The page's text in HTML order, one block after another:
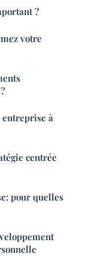
?
votre
à
centrée
pour quelles